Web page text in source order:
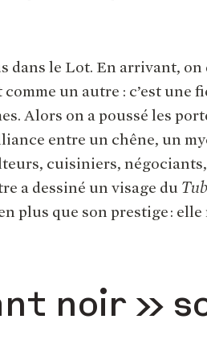
dans le Lot. En arrivant,
un autre : c’est une
Alors on a poussé les
entre un chêne, un
cuisiniers,
a dessiné un visage du
plus que son prestige :
noir »